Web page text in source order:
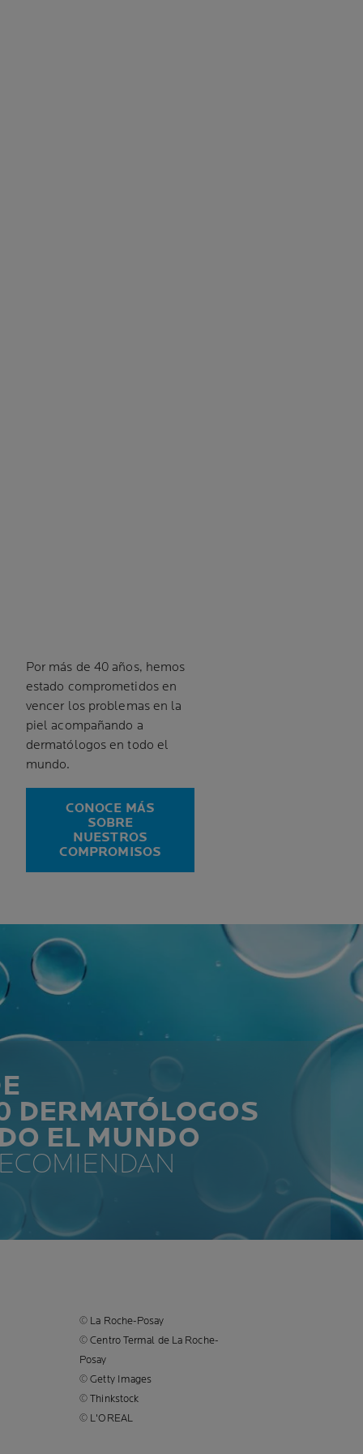
Por más de 40 años, hemos
estado comprometidos en
vencer los problemas en la
piel acompañando a
dermatólogos en todo el
mundo.
CONOCE MÁS
SOBRE
NUESTROS
COMPROMISOS
DERMATÓLOGOS
EL MUNDO
© La Roche-Posay
© Centro Termal de La Roche-
Posay
© Getty Images
© Thinkstock
© L'OREAL